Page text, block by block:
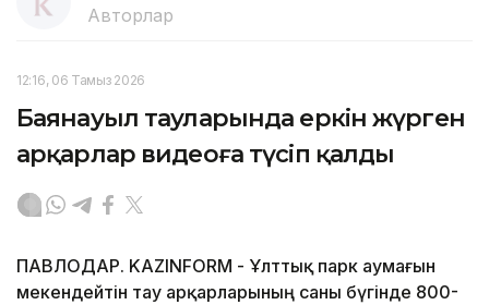
Авторлар
12:16, 06 Тамыз 2026
Баянауыл тауларында еркін жүрген
арқарлар видеоға түсіп қалды
ПАВЛОДАР. KAZINFORM - Ұлттық парк аумағын
мекендейтін тау арқарларының саны бүгінде 800-